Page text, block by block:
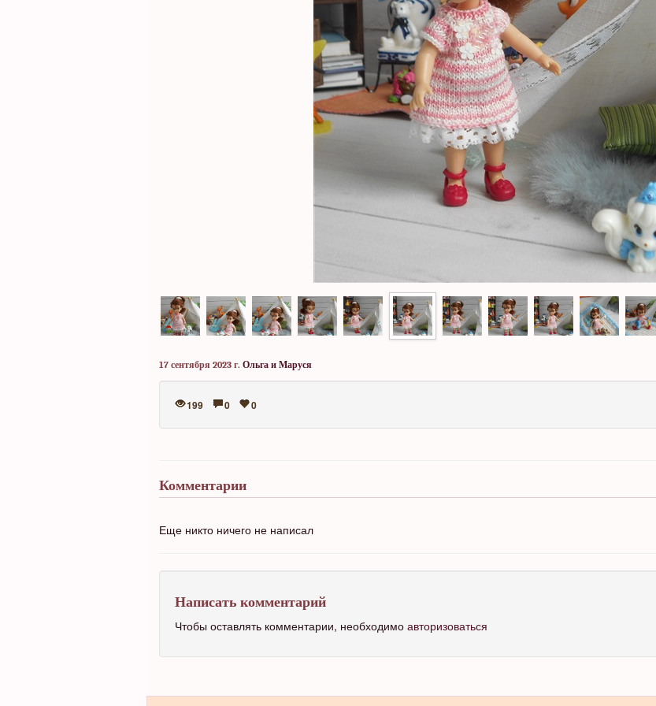
17 сентября 2023 г. Ольга и Маруся
199 0 0
Комментарии
Еще никто ничего не написал
Написать комментарий
Чтобы оставлять комментарии, необходимо авторизоваться